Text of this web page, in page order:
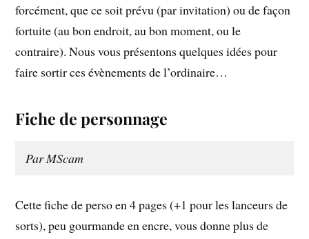
forcément, que ce soit prévu (par invitation) ou de façon
fortuite (au bon endroit, au bon moment, ou le
contraire). Nous vous présentons quelques idées pour
faire sortir ces évènements de l’ordinaire…
Fiche de personnage
Par MScam
Cette fiche de perso en 4 pages (+1 pour les lanceurs de
sorts), peu gourmande en encre, vous donne plus de